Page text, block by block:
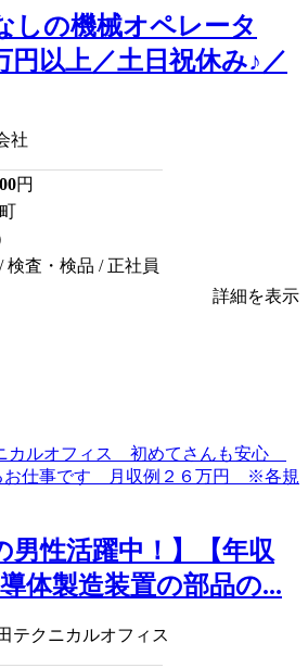
しの機械オペレータ
円以上／土日祝休み♪／
社
円
検査・検品 / 正社員
詳細を表示
男性活躍中！】【年収
体製造装置の部品の...
テクニカルオフィス